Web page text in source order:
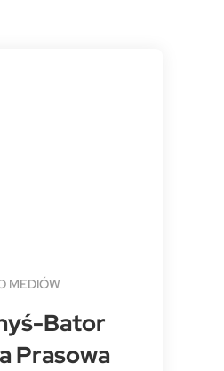
MEDIÓW
Bator
Prasowa